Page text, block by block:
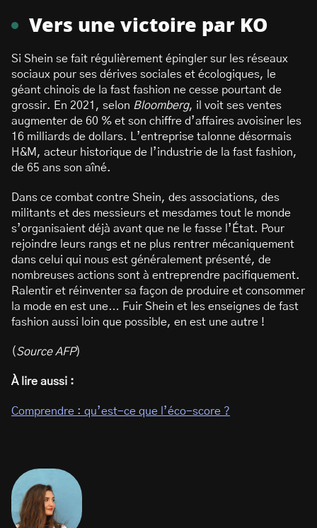
Vers une victoire par KO
Si Shein se fait régulièrement épingler sur les réseaux
sociaux pour ses dérives sociales et écologiques, le
géant chinois de la fast fashion ne cesse pourtant de
grossir. En 2021, selon Bloomberg, il voit ses ventes
augmenter de 60 % et son chiffre d’affaires avoisiner les
16 milliards de dollars. L’entreprise talonne désormais
H&M, acteur historique de l’industrie de la fast fashion,
de 65 ans son aîné.
Dans ce combat contre Shein, des associations, des
militants et des messieurs et mesdames tout le monde
s’organisaient déjà avant que ne le fasse l’État. Pour
rejoindre leurs rangs et ne plus rentrer mécaniquement
dans celui qui nous est généralement présenté, de
nombreuses actions sont à entreprendre pacifiquement.
Ralentir et réinventer sa façon de produire et consommer
la mode en est une… Fuir Shein et les enseignes de fast
fashion aussi loin que possible, en est une autre !
(Source AFP)
À lire aussi :
Comprendre : qu’est-ce que l’éco-score ?